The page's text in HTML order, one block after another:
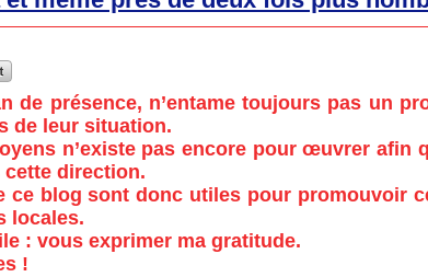
de présence, n’entame toujours pas un
de leur situation.
n’existe pas encore pour œuvrer afin
cette direction.
ce blog sont donc utiles pour promouvoir
locales.
: vous exprimer ma gratitude.
!